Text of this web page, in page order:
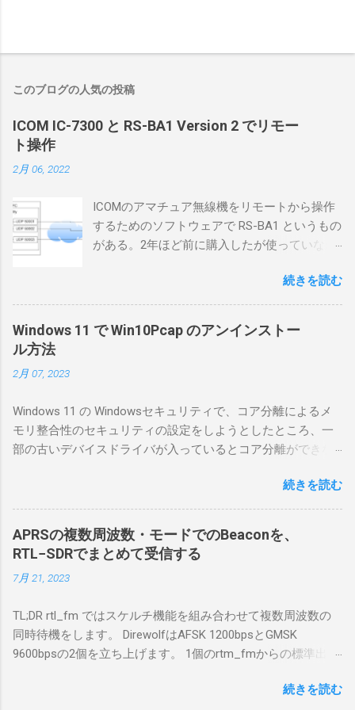
このブログの人気の投稿
ICOM IC-7300 と RS-BA1 Version 2 でリモー
ト操作
2月 06, 2022
ICOMのアマチュア無線機をリモートから操作
するためのソフトウェアで RS-BA1 というもの
がある。2年ほど前に購入したが使っていなか
としているので、リモートから操作できる無
線局構築のために、真面目に使ってみること
くだろうと思ったのだが、ちっともそんなに
合は、下記のこれらものが必要である ICOMの
無線機。 今回は私が持っているIC-7300を使
う。 無線機側(サーバ側) のWindows PC。 今
を入れて使っている。 TPMとか入っているの
でBitLockerのDisk暗号化もでき、遠隔地で盗難
にあってもデータ流出の危険性が少ないかな
と思って。 操作側 (クライアント側) の
ど。 そして、リモート操作を行うソフトウェ
アであるRS-BA1。 RS-BA1はサーバ側・クラ
イアント側の両方にインストールする。 私の
理解した無線機からサーバPC、クライアント
続きを読む
Windows 11 で Win10Pcap のアンインストー
ル方法
2月 07, 2023
Windows 11 の Windowsセキュリティで、コア分離によるメ
モリ整合性のセキュリティの設定をしようとしたところ、一
部の古いデバイスドライバが入っているとコア分離ができな
で利用する Win10Pcap.sys が入っているためにコア分離がで
きないとエラーが出ておりました。 アンインストールのプロ
グラムなどを走らせてもアンインストールできなかったの
で、どのように実行すればよいのか調べながら実施しまし
た。結論としては pnputil というコマンドを用いればよかった
です。 まずは管理者権限でTerminalを実行します。
PowerShellが起動しました。 適当なファイルに、現在インス
トールされているドライバを書き出す。 pnputil /enum-
drivers > inf.txt # 上記のファイルから win10pcap を探し出す
開名が oem131.inf であるとわかりました。 公開名:
続きを読む
APRSの複数周波数・モードでのBeaconを、
RTL−SDRでまとめて受信する
7月 21, 2023
TL;DR rtl_fm ではスケルチ機能を組み合わせて複数周波数の
同時待機をします。 DirewolfはAFSK 1200bpsとGMSK
9600bpsの2個を立ち上げます。 1個のrtm_fmからの標準出力
す。 コマンドはこのようになりました。 #!/bin/bash続きを読む